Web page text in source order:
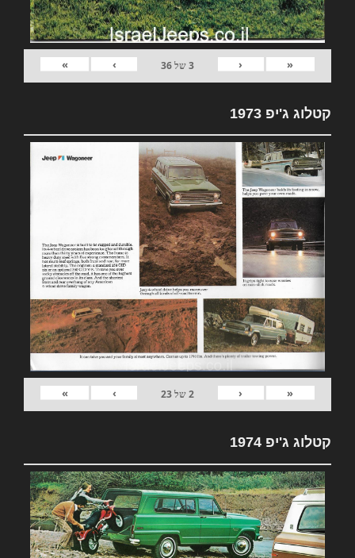
«
‹
3של36
›
»
קטלוג ג'יפ 1973
«
‹
2של23
›
»
קטלוג ג'יפ 1974